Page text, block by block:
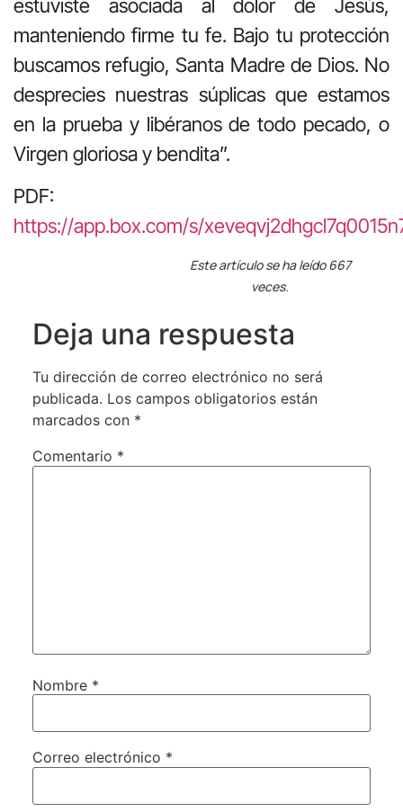
estuviste asociada al dolor de Jesús,
manteniendo firme tu fe. Bajo tu protección
buscamos refugio, Santa Madre de Dios. No
desprecies nuestras súplicas que estamos
en la prueba y libéranos de todo pecado, o
Virgen gloriosa y bendita”.
PDF:
https://app.box.com/s/
Este artículo se ha leído 667
veces.
Deja una respuesta
Tu dirección de correo electrónico no será
publicada. Los campos obligatorios están
marcados con *
Comentario *
Nombre *
Correo electrónico *